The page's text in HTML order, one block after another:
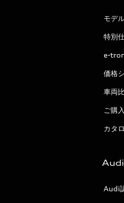
モデ
特別
e-
価格
車両
ご購
カタ
Audi
Audi